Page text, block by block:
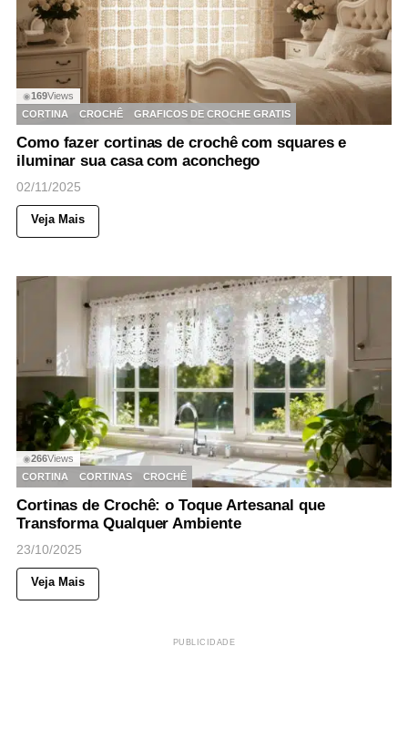
◉169Views
CORTINA
CROCHÊ GRAFICOS DE CROCHE GRATIS
Como fazer cortinas de crochê com squares e
iluminar sua casa com aconchego
02/11/2025
Veja Mais
◉266Views
CORTINA
CORTINAS CROCHÊ
Cortinas de Crochê: o Toque Artesanal que
Transforma Qualquer Ambiente
23/10/2025
Veja Mais
PUBLICIDADE